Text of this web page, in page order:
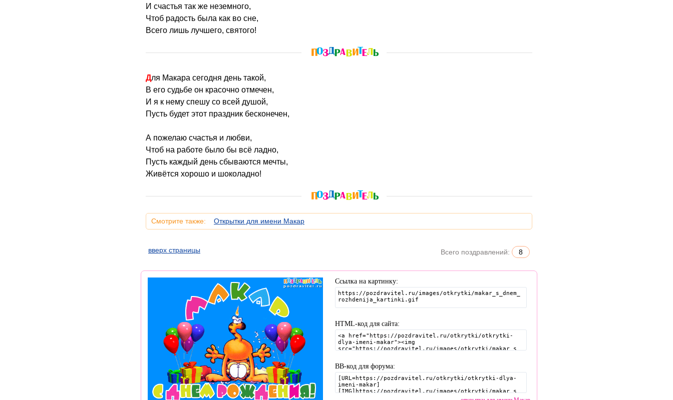
И счастья так же неземного,
Чтоб радость была как во сне,
Всего лишь лучшего, святого!
Для Макара сегодня день такой,
В его судьбе он красочно отмечен,
И я к нему спешу со всей душой,
Пусть будет этот праздник бесконечен,
А пожелаю счастья и любви,
Чтоб на работе было бы всё ладно,
Пусть каждый день сбываются мечты,
Живётся хорошо и шоколадно!
Смотрите также: Открытки для имени Макар
вверх страницы Всего поздравлений: 8
Ссылка на картинку:
HTML-код для сайта:
BB-код для форума: